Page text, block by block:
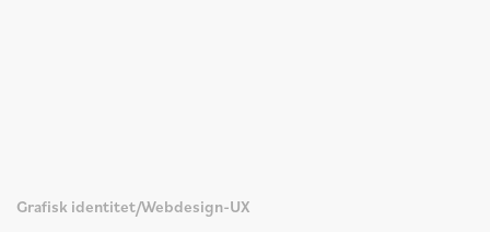
Grafisk identitet/Webdesign-UX